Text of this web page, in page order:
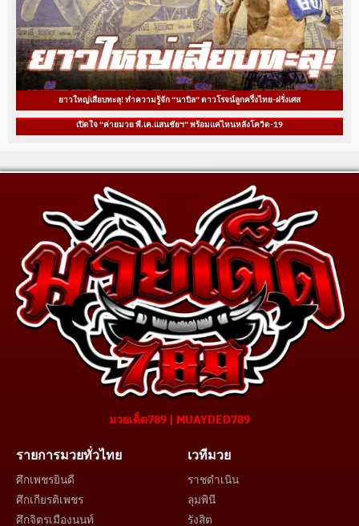
ยาวใหญ่เสียบทะลุ! ทำความรู้จัก “นาบิล” ดาวโรจน์ลูกครึ่งไทย-ฝรั่งเศส
เปิดใจ “ค่ายมวย พี.เค.แสนชัยฯ” พร้อมแค่ไหนหลังโควิด-19
มวยเด็ด789 | MUAYDED789
รายการมวยทั่วไทย
ศึกเพชรยินดี
ศึกเกียรติเพชร
ศึกจิตรเมืองนนท์
เวทีมวย
ราชดำเนิน
ลุมพินี
รังสิต